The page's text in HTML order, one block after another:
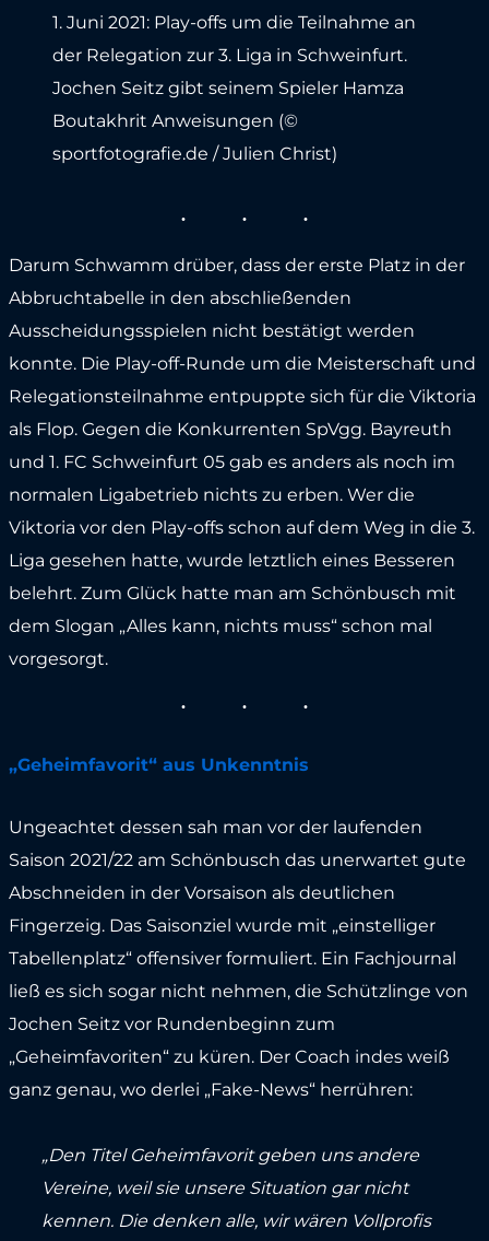
1. Juni 2021: Play-offs um die Teilnahme an
der Relegation zur 3. Liga in Schweinfurt.
Jochen Seitz gibt seinem Spieler Hamza
Boutakhrit Anweisungen (©
sportfotografie.de / Julien Christ)
Darum Schwamm drüber, dass der erste Platz in der
Abbruchtabelle in den abschließenden
Ausscheidungsspielen nicht bestätigt werden
konnte. Die Play-off-Runde um die Meisterschaft und
Relegationsteilnahme entpuppte sich für die Viktoria
als Flop. Gegen die Konkurrenten SpVgg. Bayreuth
und 1. FC Schweinfurt 05 gab es anders als noch im
normalen Ligabetrieb nichts zu erben. Wer die
Viktoria vor den Play-offs schon auf dem Weg in die 3.
Liga gesehen hatte, wurde letztlich eines Besseren
belehrt. Zum Glück hatte man am Schönbusch mit
dem Slogan „Alles kann, nichts muss“ schon mal
vorgesorgt.
„Geheimfavorit“ aus Unkenntnis
Ungeachtet dessen sah man vor der laufenden
Saison 2021/22 am Schönbusch das unerwartet gute
Abschneiden in der Vorsaison als deutlichen
Fingerzeig. Das Saisonziel wurde mit „einstelliger
Tabellenplatz“ offensiver formuliert. Ein Fachjournal
ließ es sich sogar nicht nehmen, die Schützlinge von
Jochen Seitz vor Rundenbeginn zum
„Geheimfavoriten“ zu küren. Der Coach indes weiß
ganz genau, wo derlei „Fake-News“ herrühren:
„Den Titel Geheimfavorit geben uns andere
Vereine, weil sie unsere Situation gar nicht
kennen. Die denken alle, wir wären Vollprofis